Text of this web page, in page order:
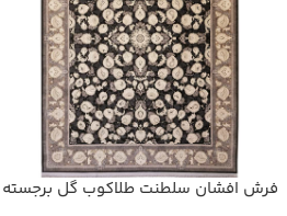
فرش افشان سلطنت طلاکوب گل برجسته